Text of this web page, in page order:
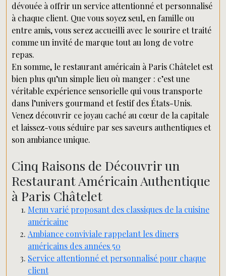
dévouée à offrir un service attentionné et personnalisé
à chaque client. Que vous soyez seul, en famille ou
entre amis, vous serez accueilli avec le sourire et traité
comme un invité de marque tout au long de votre
repas.
En somme, le restaurant américain à Paris Châtelet est
bien plus qu’un simple lieu où manger : c’est une
véritable expérience sensorielle qui vous transporte
dans l’univers gourmand et festif des États-Unis.
Venez découvrir ce joyau caché au cœur de la capitale
et laissez-vous séduire par ses saveurs authentiques et
son ambiance unique.
Cinq Raisons de Découvrir un
Restaurant Américain Authentique
à Paris Châtelet
Menu varié proposant des classiques de la cuisine
américaine
Ambiance conviviale rappelant les diners
américains des années 50
Service attentionné et personnalisé pour chaque
client